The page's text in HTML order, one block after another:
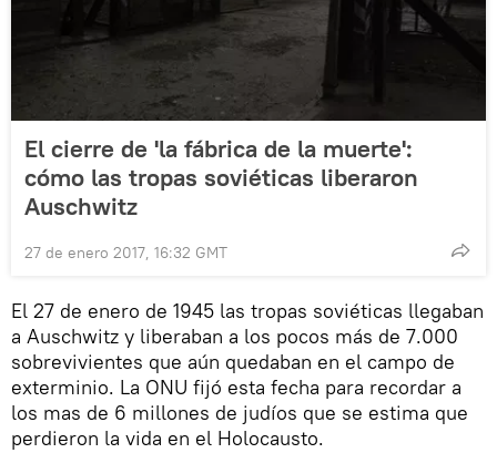
El cierre de 'la fábrica de la muerte':
cómo las tropas soviéticas liberaron
Auschwitz
27 de enero 2017, 16:32 GMT
El 27 de enero de 1945 las tropas soviéticas llegaban
a Auschwitz y liberaban a los pocos más de 7.000
sobrevivientes que aún quedaban en el campo de
exterminio. La ONU fijó esta fecha para recordar a
los mas de 6 millones de judíos que se estima que
perdieron la vida en el Holocausto.